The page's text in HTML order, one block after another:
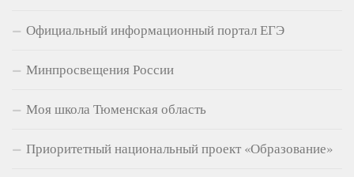
Официальный информационный портал ЕГЭ
Минпросвещения России
Моя школа Тюменская область
Приоритетный национальный проект «Образование»